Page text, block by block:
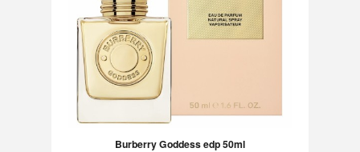
Burberry Goddess edp 50ml